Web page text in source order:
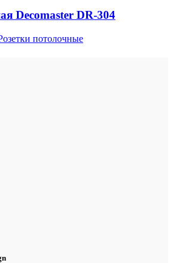
Decomaster DR-304
потолочные